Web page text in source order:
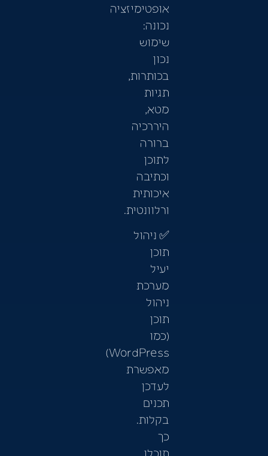
אופטימיזציה
נכונה:
שימוש
נכון
בכותרות,
תגיות
מטא,
היררכיה
ברורה
לתוכן
וכתיבה
איכותית
ורלוונטית.
✅ ניהול
תוכן
יעיל
מערכת
ניהול
תוכן
(כמו
WordPress)
מאפשרת
לעדכן
תכנים
בקלות.
כך
תוכלו